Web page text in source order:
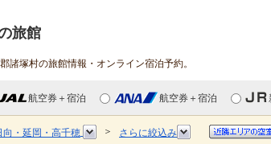
旅館
諸塚村の旅館情報・オンライン宿泊予約。
航空券＋宿泊 航空券＋宿泊
向・延岡・高千穂 ＞ さらに絞込み